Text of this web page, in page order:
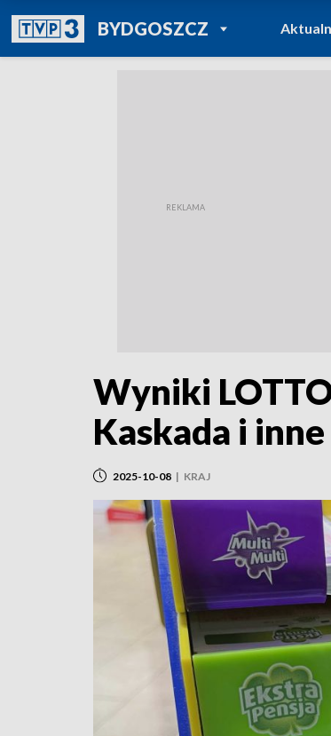
BYDGOSZCZPOWRÓT DO
TVP REGIONY
Wyniki
Kaskada i
2025-10-08 | KRAJ